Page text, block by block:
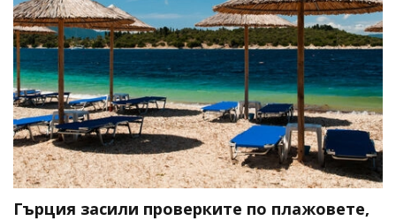
Гърция засили проверките по плажовете,